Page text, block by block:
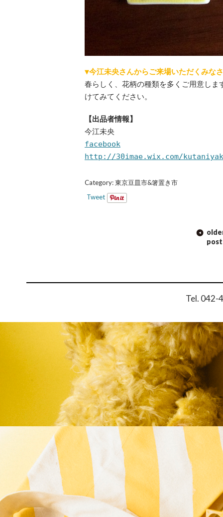
▼今江未央さんからご来場いただくみな
春らしく、花柄の種類を多くご用意し
けてみてください。
【出品者情報】
今江未央
facebook
http://30imae.wix.com/
Category:東京豆皿市&箸置き市
Tweet
POST NAVIGATION
Tel. 042-